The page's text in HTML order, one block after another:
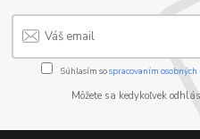
Súhlasím sospracovaním osobných
Môžete sa kedykoľvek